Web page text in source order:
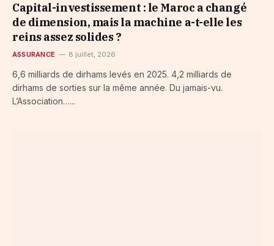
Capital-investissement : le Maroc a changé
de dimension, mais la machine a-t-elle les
reins assez solides ?
ASSURANCE 8 juillet, 2026
6,6 milliards de dirhams levés en 2025. 4,2 milliards de
dirhams de sorties sur la même année. Du jamais-vu.
L’Association…...